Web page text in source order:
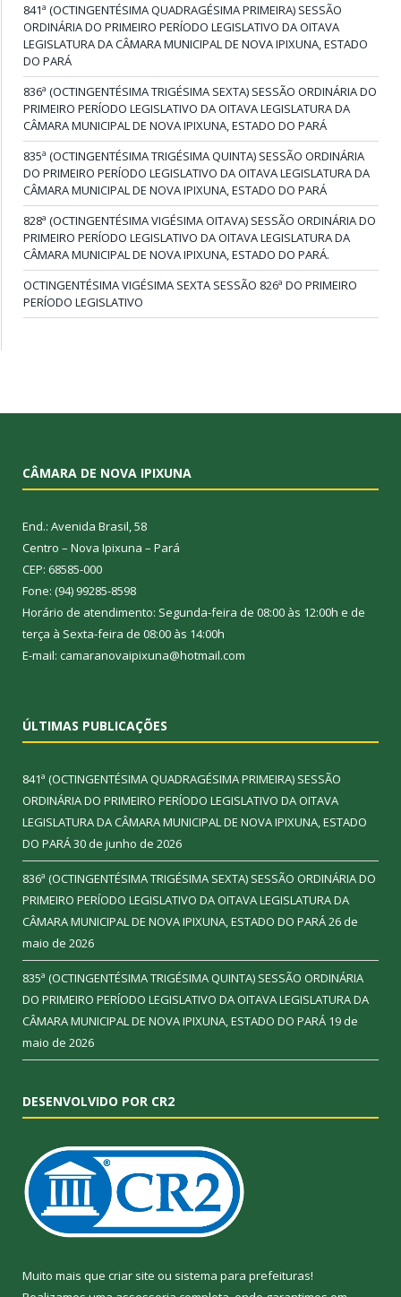
841ª (OCTINGENTÉSIMA QUADRAGÉSIMA PRIMEIRA) SESSÃO
ORDINÁRIA DO PRIMEIRO PERÍODO LEGISLATIVO DA OITAVA
LEGISLATURA DA CÂMARA MUNICIPAL DE NOVA IPIXUNA, ESTADO
DO PARÁ
836ª (OCTINGENTÉSIMA TRIGÉSIMA SEXTA) SESSÃO ORDINÁRIA DO
PRIMEIRO PERÍODO LEGISLATIVO DA OITAVA LEGISLATURA DA
CÂMARA MUNICIPAL DE NOVA IPIXUNA, ESTADO DO PARÁ
835ª (OCTINGENTÉSIMA TRIGÉSIMA QUINTA) SESSÃO ORDINÁRIA
DO PRIMEIRO PERÍODO LEGISLATIVO DA OITAVA LEGISLATURA DA
CÂMARA MUNICIPAL DE NOVA IPIXUNA, ESTADO DO PARÁ
828ª (OCTINGENTÉSIMA VIGÉSIMA OITAVA) SESSÃO ORDINÁRIA DO
PRIMEIRO PERÍODO LEGISLATIVO DA OITAVA LEGISLATURA DA
CÂMARA MUNICIPAL DE NOVA IPIXUNA, ESTADO DO PARÁ.
OCTINGENTÉSIMA VIGÉSIMA SEXTA SESSÃO 826ª DO PRIMEIRO
PERÍODO LEGISLATIVO
CÂMARA DE NOVA IPIXUNA
End.: Avenida Brasil, 58
Centro – Nova Ipixuna – Pará
CEP: 68585-000
Fone: (94) 99285-8598
Horário de atendimento: Segunda-feira de 08:00 às 12:00h e de
terça à Sexta-feira de 08:00 às 14:00h
E-mail: camaranovaipixuna@hotmail.com
ÚLTIMAS PUBLICAÇÕES
841ª (OCTINGENTÉSIMA QUADRAGÉSIMA PRIMEIRA) SESSÃO
ORDINÁRIA DO PRIMEIRO PERÍODO LEGISLATIVO DA OITAVA
LEGISLATURA DA CÂMARA MUNICIPAL DE NOVA IPIXUNA, ESTADO
DO PARÁ30 de junho de 2026
836ª (OCTINGENTÉSIMA TRIGÉSIMA SEXTA) SESSÃO ORDINÁRIA DO
PRIMEIRO PERÍODO LEGISLATIVO DA OITAVA LEGISLATURA DA
CÂMARA MUNICIPAL DE NOVA IPIXUNA, ESTADO DO PARÁ26 de
maio de 2026
835ª (OCTINGENTÉSIMA TRIGÉSIMA QUINTA) SESSÃO ORDINÁRIA
DO PRIMEIRO PERÍODO LEGISLATIVO DA OITAVA LEGISLATURA DA
CÂMARA MUNICIPAL DE NOVA IPIXUNA, ESTADO DO PARÁ 19 de
maio de 2026
DESENVOLVIDO POR CR2
Muito mais que criar site ou sistema para prefeituras!